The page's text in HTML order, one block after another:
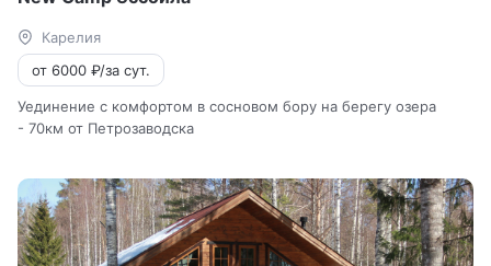
Карелия
от 6000 ₽/за сут.
Уединение с комфортом в сосновом бору на берегу озера
- 70км от Петрозаводска